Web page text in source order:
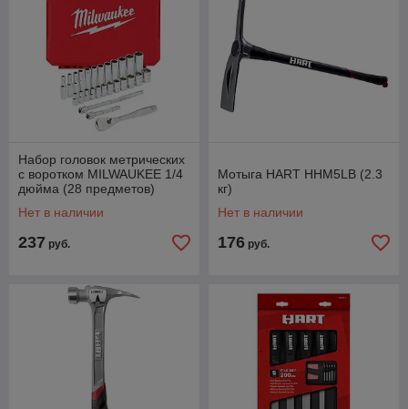
Набор головок метрических
с воротком MILWAUKEE 1/4
дюйма (28 предметов)
Нет в наличии
237 руб.
Мотыга HART HHM5LB (2.3
кг)
Нет в наличии
176 руб.